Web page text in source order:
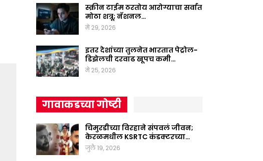
स्क्रीन टाईम ठरतोय आरोग्याचा सर्वात
मोठा शत्रू; नॅशनल…
मे 29, 2026
इतर देशांच्या तुलनेत भारतात पेट्रोल-
डिझेलची दरवाढ खूपच कमी…
मे 25, 2026
गावाकडच्या गोष्टी
चिमुरडीच्या विरहाने संपवलं जीवन;
केरळमधील KSRTC कंडक्टरच्या…
जुलै 19, 2026